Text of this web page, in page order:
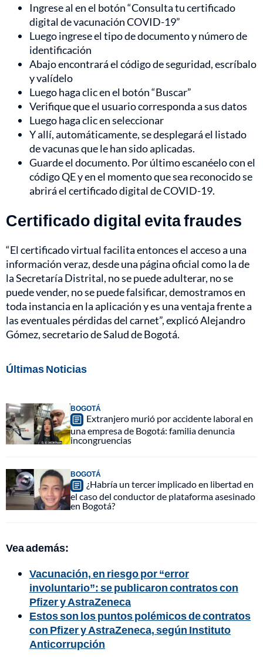
Ingrese al en el botón “Consulta tu certificado
digital de vacunación COVID-19”
Luego ingrese el tipo de documento y número de
identificación
Abajo encontrará el código de seguridad, escríbalo
y valídelo
Luego haga clic en el botón “Buscar”
Verifique que el usuario corresponda a sus datos
Luego haga clic en seleccionar
Y allí, automáticamente, se desplegará el listado
de vacunas que le han sido aplicadas.
Guarde el documento. Por último escanéelo con el
código QE y en el momento que sea reconocido se
abrirá el certificado digital de COVID-19.
Certificado digital evita fraudes
“El certificado virtual facilita entonces el acceso a una
información veraz, desde una página oficial como la de
la Secretaría Distrital, no se puede adulterar, no se
puede vender, no se puede falsificar, demostramos en
toda instancia en la aplicación y es una ventaja frente a
las eventuales pérdidas del carnet”, explicó Alejandro
Gómez, secretario de Salud de Bogotá.
Últimas Noticias
BOGOTÁ
Extranjero murió por accidente laboral en
una empresa de Bogotá: familia denuncia
incongruencias
BOGOTÁ
¿Habría un tercer implicado en libertad en
el caso del conductor de plataforma asesinado
en Bogotá?
Vea además:
Vacunación, en riesgo por “error
involuntario”: se publicaron contratos con
Pfizer y AstraZeneca
Estos son los puntos polémicos de contratos
con Pfizer y AstraZeneca, según Instituto
Anticorrupción